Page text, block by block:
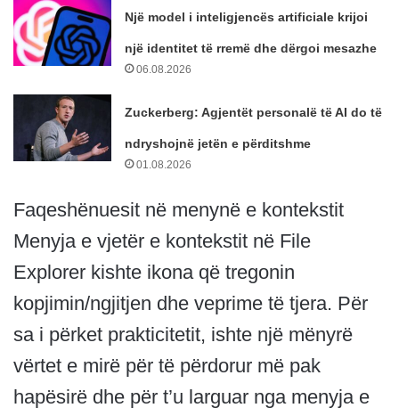
Një model i inteligjencës artificiale krijoi
një identitet të rremë dhe dërgoi mesazhe
06.08.2026
Zuckerberg: Agjentët personalë të AI do të
ndryshojnë jetën e përditshme
01.08.2026
Faqeshënuesit në menynë e kontekstit
Menyja e vjetër e kontekstit në File
Explorer kishte ikona që tregonin
kopjimin/ngjitjen dhe veprime të tjera. Për
sa i përket prakticitetit, ishte një mënyrë
vërtet e mirë për të përdorur më pak
hapësirë ​​dhe për t’u larguar nga menyja e